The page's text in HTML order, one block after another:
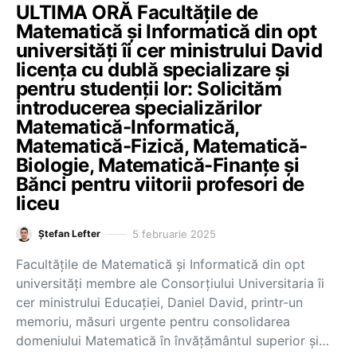
ULTIMA ORĂ Facultățile de
Matematică și Informatică din opt
universități îi cer ministrului David
licența cu dublă specializare și
pentru studenții lor: Solicităm
introducerea specializărilor
Matematică-Informatică,
Matematică-Fizică, Matematică-
Biologie, Matematică-Finanțe și
Bănci pentru viitorii profesori de
liceu
Ștefan Lefter 5 februarie 2025
Facultățile de Matematică și Informatică din opt
universități membre ale Consorțiului Universitaria îi
cer ministrului Educației, Daniel David, printr-un
memoriu, măsuri urgente pentru consolidarea
domeniului Matematică în învățământul superior și…